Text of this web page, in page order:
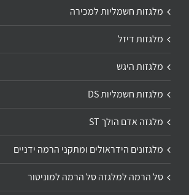
מלגזות חשמליות למכירה
מלגזות דיזל
מלגזות היגש
מלגזות חשמליות DS
מלגזה אדם הולך ST
מלגזונים הידראולים ומתקני הרמה ידניים
סל הרמה למלגזה סל הרמה למוניטור